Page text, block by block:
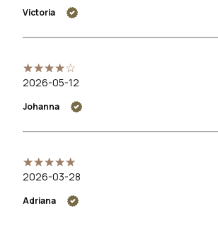
Victoria
2026-05-12
Johanna
2026-03-28
Adriana